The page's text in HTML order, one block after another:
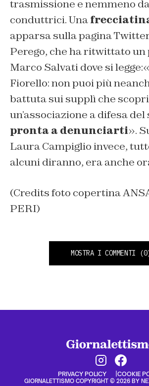
trasmissione e nemmeno
conduttrici. Una
apparsa sulla pagina
Perego, che ha ritwittato un
Marco Salvati dove si
Fiorello: non puoi più
battuta sui supplì che scopri
un’associazione a difesa
pronta a denunciarti».
Laura Campiglio invece,
alcuni diranno, era anche
(Credits foto copertina
PERI)
MOSTRA I COMMENTI
PRIVACY POLICY COOKIE
GIORNALETTISMO COPYRIGHT © 2026 BY